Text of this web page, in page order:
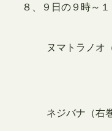
８、９日の９時～１
ヌマトラノオ
ネジバナ（右